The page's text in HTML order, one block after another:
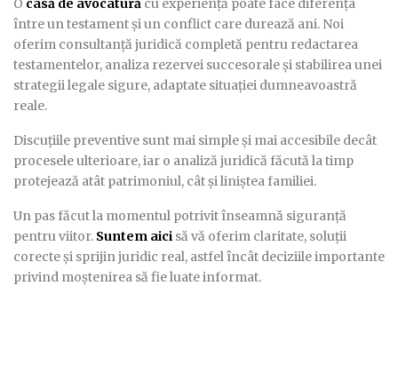
O casă de avocatură cu experiență poate face diferența
între un testament și un conflict care durează ani. Noi
oferim consultanță juridică completă pentru redactarea
testamentelor, analiza rezervei succesorale și stabilirea unei
strategii legale sigure, adaptate situației dumneavoastră
reale.
Discuțiile preventive sunt mai simple și mai accesibile decât
procesele ulterioare, iar o analiză juridică făcută la timp
protejează atât patrimoniul, cât și liniștea familiei.
Un pas făcut la momentul potrivit înseamnă siguranță
pentru viitor. Suntem aici să vă oferim claritate, soluții
corecte și sprijin juridic real, astfel încât deciziile importante
privind moștenirea să fie luate informat.